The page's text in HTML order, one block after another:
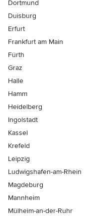
Dortmund
Duisburg
Erfurt
Frankfurt am Main
Fürth
Graz
Halle
Hamm
Heidelberg
Ingolstadt
Kassel
Krefeld
Leipzig
Ludwigshafen-am-Rhein
Magdeburg
Mannheim
Mülheim-an-der-Ruhr